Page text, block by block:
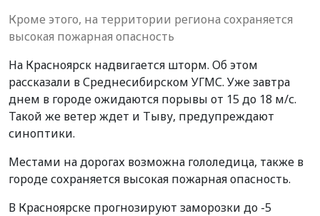
Кроме этого, на территории региона сохраняется
высокая пожарная опасность
На Красноярск надвигается шторм. Об этом
рассказали в Среднесибирском УГМС. Уже завтра
днем в городе ожидаются порывы от 15 до 18 м/с.
Такой же ветер ждет и Тыву, предупреждают
синоптики.
Местами на дорогах возможна гололедица, также в
городе сохраняется высокая пожарная опасность.
В Красноярске прогнозируют заморозки до -5